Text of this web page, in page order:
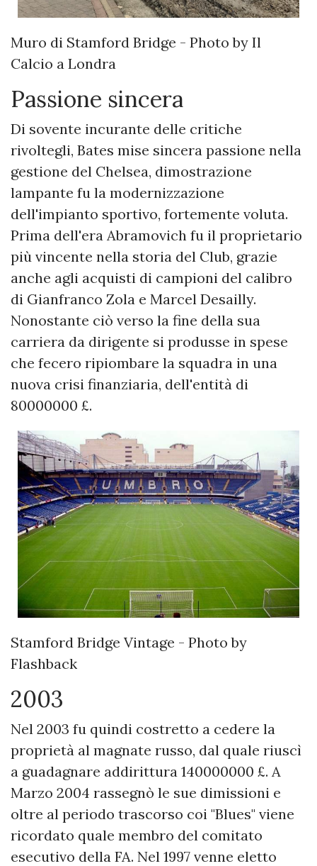
Muro di Stamford Bridge - Photo by Il
Calcio a Londra
Passione sincera
Di sovente incurante delle critiche
rivoltegli, Bates mise sincera passione nella
gestione del Chelsea, dimostrazione
lampante fu la modernizzazione
dell'impianto sportivo, fortemente voluta.
Prima dell'era Abramovich fu il proprietario
più vincente nella storia del Club, grazie
anche agli acquisti di campioni del calibro
di Gianfranco Zola e Marcel Desailly.
Nonostante ciò verso la fine della sua
carriera da dirigente si produsse in spese
che fecero ripiombare la squadra in una
nuova crisi finanziaria, dell'entità di
80000000 £.
Stamford Bridge Vintage - Photo by
Flashback
2003
Nel 2003 fu quindi costretto a cedere la
proprietà al magnate russo, dal quale riuscì
a guadagnare addirittura 140000000 £. A
Marzo 2004 rassegnò le sue dimissioni e
oltre al periodo trascorso coi "Blues" viene
ricordato quale membro del comitato
esecutivo della FA. Nel 1997 venne eletto